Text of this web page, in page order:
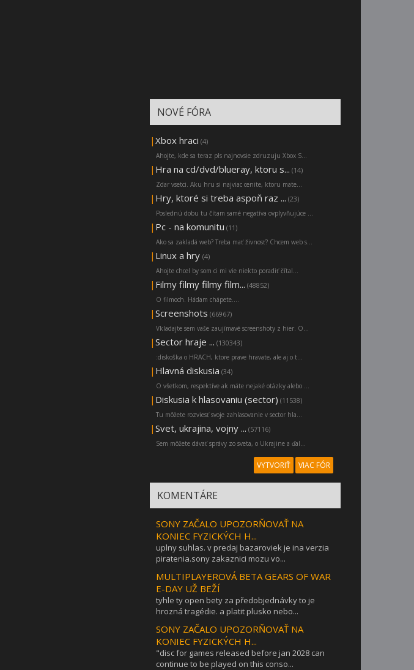
NOVÉ FÓRA
| Xbox hraci (4)
Ahojte, kde sa teraz pls najnovsie zdruzuju Xbox S...
| Hra na cd/dvd/blueray, ktoru s... (14)
Zdar vsetci. Aku hru si najviac cenite, ktoru mate...
| Hry, ktoré si treba aspoň raz ... (23)
Poslednú dobu tu čítam samé negatíva ovplyvňujúce ...
| Pc - na komunitu (11)
Ako sa zakladá web? Treba mať živnosť? Chcem web s...
| Linux a hry (4)
Ahojte chcel by som ci mi vie niekto poradiť čítal...
| Filmy filmy filmy film... (48852)
O filmoch. Hádam chápete....
| Screenshots (66967)
Vkladajte sem vaše zaujímavé screenshoty z hier. O...
| Sector hraje ... (130343)
:diskoška o HRACH, ktore prave hravate, ale aj o t...
| Hlavná diskusia (34)
O všetkom, respektíve ak máte nejaké otázky alebo ...
| Diskusia k hlasovaniu (sector) (11538)
Tu môžete rozviesť svoje zahlasovanie v sector hla...
| Svet, ukrajina, vojny ... (57116)
Sem môžete dávať správy zo sveta, o Ukrajine a ďal...
VYTVORIŤ VIAC FÓR
KOMENTÁRE
SONY ZAČALO UPOZORŇOVAŤ NA
KONIEC FYZICKÝCH H...
uplny suhlas. v predaj bazaroviek je ina verzia
piratenia.sony zakaznici mozu vo...
MULTIPLAYEROVÁ BETA GEARS OF WAR
E-DAY UŽ BEŽÍ
tyhle ty open bety za předobjednávky to je
hrozná tragédie. a platit plusko nebo...
SONY ZAČALO UPOZORŇOVAŤ NA
KONIEC FYZICKÝCH H...
"disc for games released before jan 2028 can
continue to be played on this conso...